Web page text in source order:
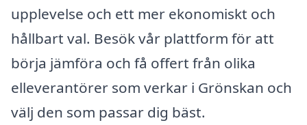
upplevelse och ett mer ekonomiskt och
hållbart val. Besök vår plattform för att
börja jämföra och få offert från olika
elleverantörer som verkar i Grönskan och
välj den som passar dig bäst.